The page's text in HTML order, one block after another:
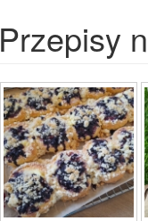
Przepisy